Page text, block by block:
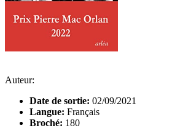
Auteur:
Date de sortie: 02/09/2021
Langue: Français
Broché: 180